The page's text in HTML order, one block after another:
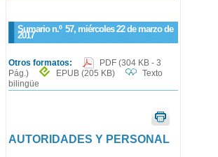
Sumario n.º 57, miércoles 22 de marzo de
2017
Otros formatos: PDF (304 KB - 3
Pág.)
EPUB (205 KB)
Texto
bilingüe
AUTORIDADES Y PERSONAL